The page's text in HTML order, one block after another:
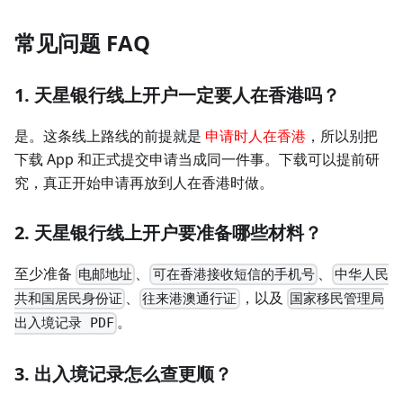
常见问题 FAQ
1. 天星银行线上开户一定要人在香港吗？
是。这条线上路线的前提就是 申请时人在香港 ，所以别把
下载 App 和正式提交申请当成同一件事。下载可以提前研
究，真正开始申请再放到人在香港时做。
2. 天星银行线上开户要准备哪些材料？
至少准备 电邮地址 、 可在香港接收短信的手机号、
中华人民
共和国居民身份证 、 往来港澳通行证 ，以及
国家移民管理局
出入境记录 PDF 。
3. 出入境记录怎么查更顺？